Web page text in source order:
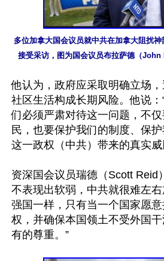
多位加拿大国会议员就中共在加拿大阻扰
接受采访，图为国会议员布拉萨德（John
他认为，政府应采取明确立场
社区生活构成长期风险。他说
们必须严肃对待这一问题，不
民，也要保护我们的制度、保
这一政权（中共）带来的真实威
资深国会议员瑞德（Scott Reid
不表现出软弱，中共就很难左
强国一样，只有当一个国家愿
权，并确保本国领土不受外国
有的尊重。”